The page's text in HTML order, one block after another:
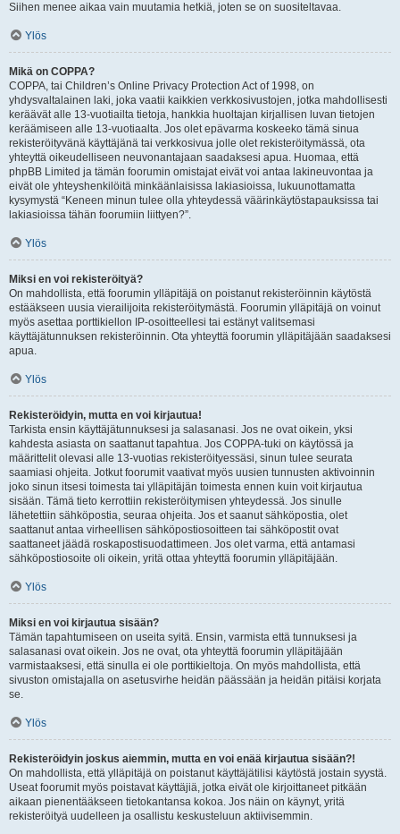
Siihen menee aikaa vain muutamia hetkiä, joten se on suositeltavaa.
Ylös
Mikä on COPPA?
COPPA, tai Children’s Online Privacy Protection Act of 1998, on
yhdysvaltalainen laki, joka vaatii kaikkien verkkosivustojen, jotka mahdollisesti
keräävät alle 13-vuotiailta tietoja, hankkia huoltajan kirjallisen luvan tietojen
keräämiseen alle 13-vuotiaalta. Jos olet epävarma koskeeko tämä sinua
rekisteröityvänä käyttäjänä tai verkkosivua jolle olet rekisteröitymässä, ota
yhteyttä oikeudelliseen neuvonantajaan saadaksesi apua. Huomaa, että
phpBB Limited ja tämän foorumin omistajat eivät voi antaa lakineuvontaa ja
eivät ole yhteyshenkilöitä minkäänlaisissa lakiasioissa, lukuunottamatta
kysymystä “Keneen minun tulee olla yhteydessä väärinkäytöstapauksissa tai
lakiasioissa tähän foorumiin liittyen?”.
Ylös
Miksi en voi rekisteröityä?
On mahdollista, että foorumin ylläpitäjä on poistanut rekisteröinnin käytöstä
estääkseen uusia vierailijoita rekisteröitymästä. Foorumin ylläpitäjä on voinut
myös asettaa porttikiellon IP-osoitteellesi tai estänyt valitsemasi
käyttäjätunnuksen rekisteröinnin. Ota yhteyttä foorumin ylläpitäjään saadaksesi
apua.
Ylös
Rekisteröidyin, mutta en voi kirjautua!
Tarkista ensin käyttäjätunnuksesi ja salasanasi. Jos ne ovat oikein, yksi
kahdesta asiasta on saattanut tapahtua. Jos COPPA-tuki on käytössä ja
määrittelit olevasi alle 13-vuotias rekisteröityessäsi, sinun tulee seurata
saamiasi ohjeita. Jotkut foorumit vaativat myös uusien tunnusten aktivoinnin
joko sinun itsesi toimesta tai ylläpitäjän toimesta ennen kuin voit kirjautua
sisään. Tämä tieto kerrottiin rekisteröitymisen yhteydessä. Jos sinulle
lähetettiin sähköpostia, seuraa ohjeita. Jos et saanut sähköpostia, olet
saattanut antaa virheellisen sähköpostiosoitteen tai sähköpostit ovat
saattaneet jäädä roskapostisuodattimeen. Jos olet varma, että antamasi
sähköpostiosoite oli oikein, yritä ottaa yhteyttä foorumin ylläpitäjään.
Ylös
Miksi en voi kirjautua sisään?
Tämän tapahtumiseen on useita syitä. Ensin, varmista että tunnuksesi ja
salasanasi ovat oikein. Jos ne ovat, ota yhteyttä foorumin ylläpitäjään
varmistaaksesi, että sinulla ei ole porttikieltoja. On myös mahdollista, että
sivuston omistajalla on asetusvirhe heidän päässään ja heidän pitäisi korjata
se.
Ylös
Rekisteröidyin joskus aiemmin, mutta en voi enää kirjautua sisään?!
On mahdollista, että ylläpitäjä on poistanut käyttäjätilisi käytöstä jostain syystä.
Useat foorumit myös poistavat käyttäjiä, jotka eivät ole kirjoittaneet pitkään
aikaan pienentääkseen tietokantansa kokoa. Jos näin on käynyt, yritä
rekisteröityä uudelleen ja osallistu keskusteluun aktiivisemmin.